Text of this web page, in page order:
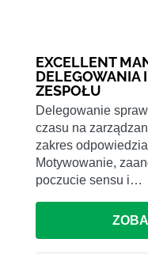
EXCELLENT
DELEGOWANIA
ZESPOŁU
Delegowanie
czasu na
zakres
Motywowanie,
poczucie sensu i…